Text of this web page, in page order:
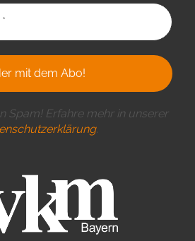
Spam! Erfahre mehr in unserer
.